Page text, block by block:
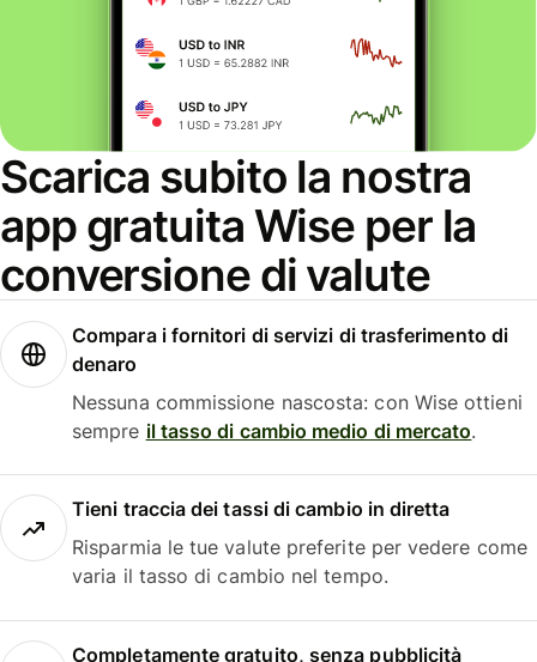
Scarica subito la nostra
app gratuita Wise per la
conversione di valute
Compara i fornitori di servizi di trasferimento di
denaro
Nessuna commissione nascosta: con Wise ottieni
sempre il tasso di cambio medio di mercato.
Tieni traccia dei tassi di cambio in diretta
Risparmia le tue valute preferite per vedere come
varia il tasso di cambio nel tempo.
Completamente gratuito, senza pubblicità